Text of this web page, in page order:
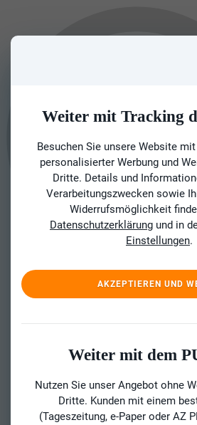
Weiter mit Tracking
Besuchen Sie unsere Website
personalisierter Werbung und
Dritte. Details und
Verarbeitungszwecken sowie
Widerrufsmöglichkeit
Datenschutzerklärung und in
Einstellungen.
AKZEPTIEREN UND
Weiter mit dem
Nutzen Sie unser Angebot ohne
Dritte. Kunden mit einem
(Tageszeitung, e-Paper oder AZ